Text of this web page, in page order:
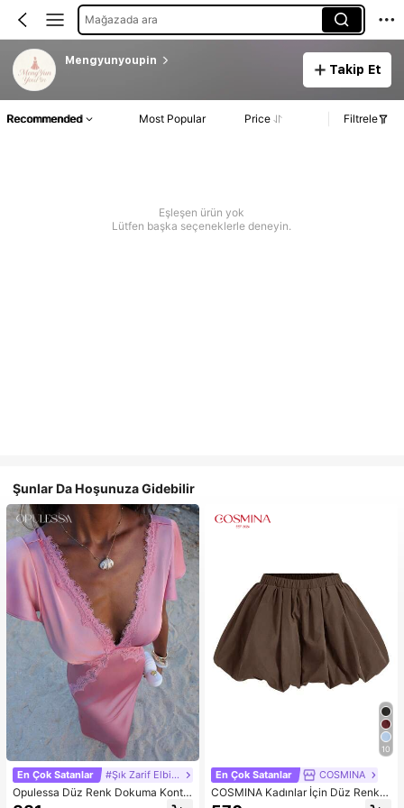
Mağazada ara
Mengyunyoupin
Takip Et
Recommended Most Popular Price Filtrele
Eşleşen ürün yok
Lütfen başka seçeneklerle deneyin.
Şunlar Da Hoşunuza Gidebilir
En Çok Satanlar #Şık Zarif Elbise
Opulessa Düz Renk Dokuma Kontr
ast Dantel V Yaka Kadın Elbisesi, İlk
10
En Çok Satanlar COSMINA
COSMINA Kadınlar İçin Düz Renk E
lastik Bel Şık Çok Yönlü Harem Pan